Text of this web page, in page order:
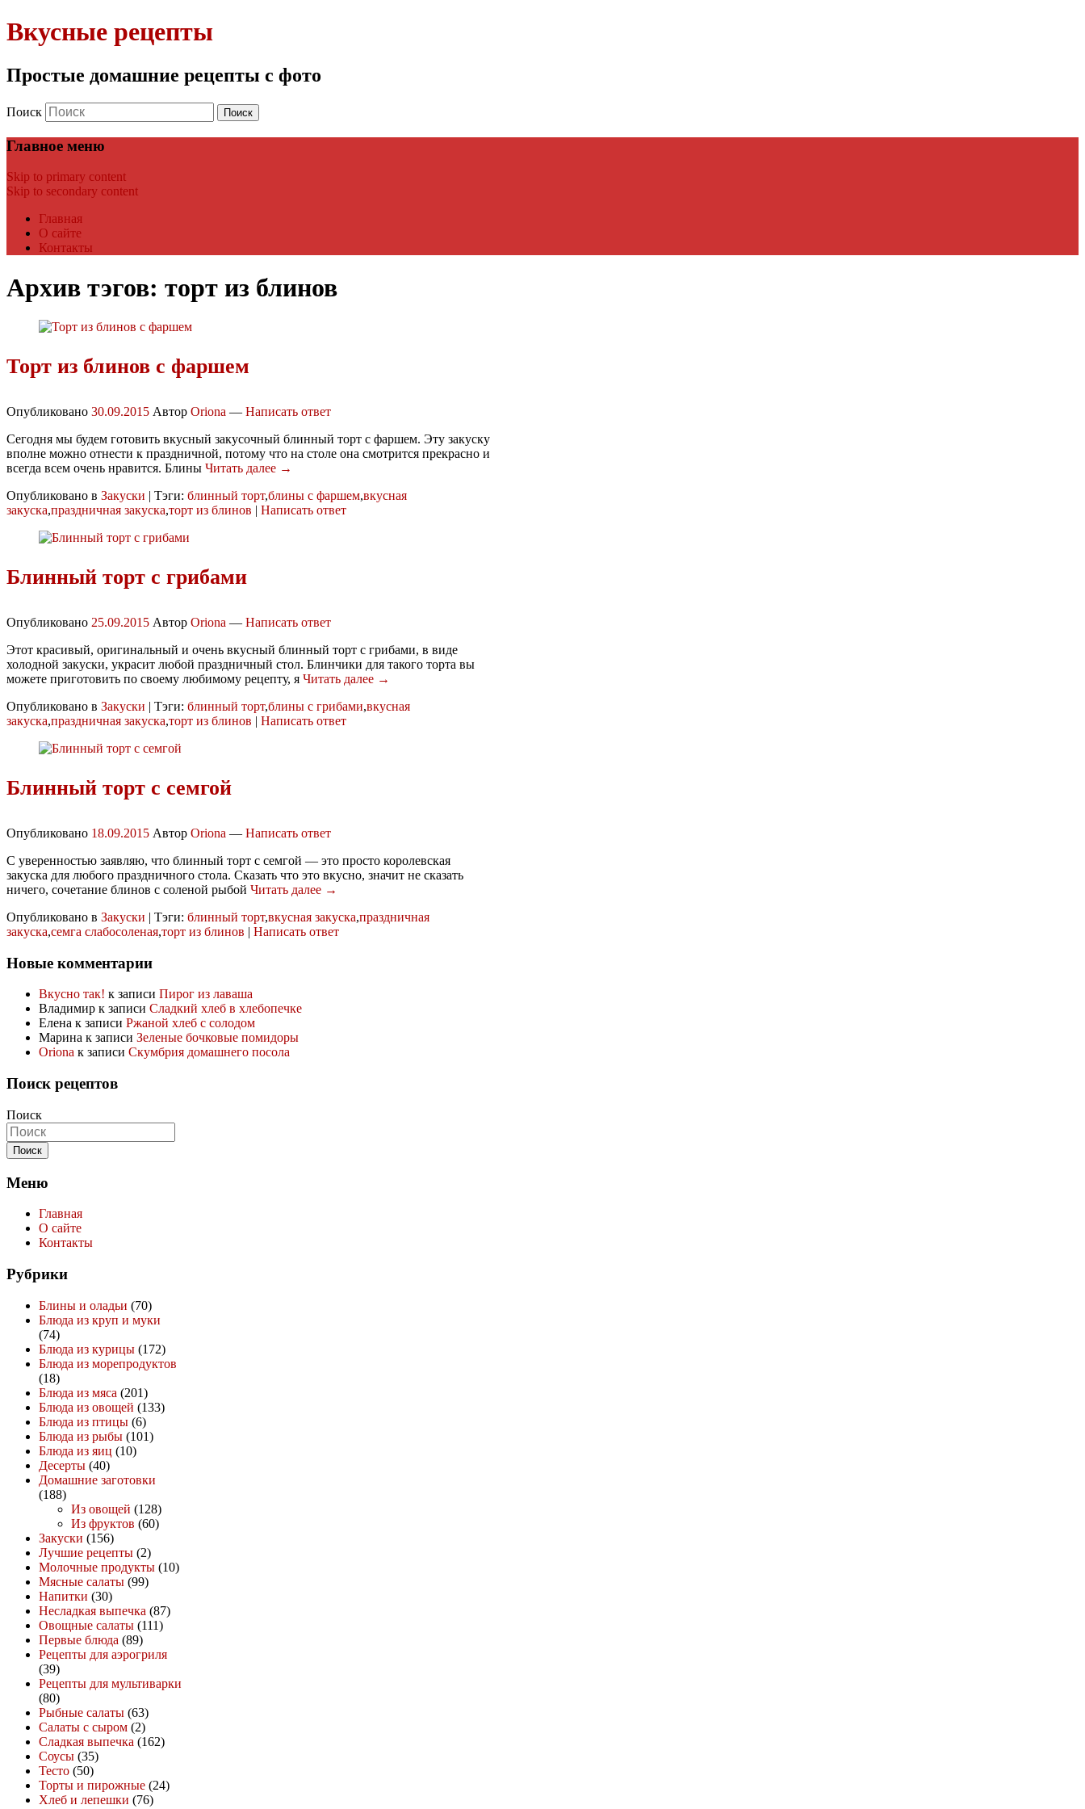
Вкусные рецепты
Простые домашние рецепты с фото
Поиск
Главное меню
Skip to primary content
Skip to secondary content
Главная
О сайте
Контакты
Архив тэгов: торт из блинов
Торт из блинов с фаршем
Опубликовано 30.09.2015 Автор Oriona — Написать ответ
Сегодня мы будем готовить вкусный закусочный блинный торт с фаршем. Эту закуску
вполне можно отнести к праздничной, потому что на столе она смотрится прекрасно и
всегда всем очень нравится. Блины Читать далее →
Опубликовано в Закуски | Тэги: блинный торт,блины с фаршем,вкусная
закуска,праздничная закуска,торт из блинов | Написать ответ
Блинный торт с грибами
Опубликовано 25.09.2015 Автор Oriona — Написать ответ
Этот красивый, оригинальный и очень вкусный блинный торт с грибами, в виде
холодной закуски, украсит любой праздничный стол. Блинчики для такого торта вы
можете приготовить по своему любимому рецепту, я Читать далее →
Опубликовано в Закуски | Тэги: блинный торт,блины с грибами,вкусная
закуска,праздничная закуска,торт из блинов | Написать ответ
Блинный торт с семгой
Опубликовано 18.09.2015 Автор Oriona — Написать ответ
С уверенностью заявляю, что блинный торт с семгой — это просто королевская
закуска для любого праздничного стола. Сказать что это вкусно, значит не сказать
ничего, сочетание блинов с соленой рыбой Читать далее →
Опубликовано в Закуски | Тэги: блинный торт,вкусная закуска,праздничная
закуска,семга слабосоленая,торт из блинов | Написать ответ
Новые комментарии
Вкусно так! к записи Пирог из лаваша
Владимир к записи Сладкий хлеб в хлебопечке
Елена к записи Ржаной хлеб с солодом
Марина к записи Зеленые бочковые помидоры
Oriona к записи Скумбрия домашнего посола
Поиск рецептов
Поиск
Меню
Главная
О сайте
Контакты
Рубрики
Блины и оладьи (70)
Блюда из круп и муки
(74)
Блюда из курицы (172)
Блюда из морепродуктов
(18)
Блюда из мяса (201)
Блюда из овощей (133)
Блюда из птицы (6)
Блюда из рыбы (101)
Блюда из яиц (10)
Десерты (40)
Домашние заготовки
(188)
Из овощей (128)
Из фруктов (60)
Закуски (156)
Лучшие рецепты (2)
Молочные продукты (10)
Мясные салаты (99)
Напитки (30)
Несладкая выпечка (87)
Овощные салаты (111)
Первые блюда (89)
Рецепты для аэрогриля
(39)
Рецепты для мультиварки
(80)
Рыбные салаты (63)
Салаты с сыром (2)
Сладкая выпечка (162)
Соусы (35)
Тесто (50)
Торты и пирожные (24)
Хлеб и лепешки (76)